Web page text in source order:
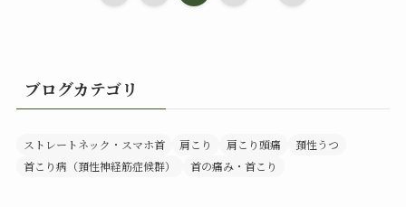
ブログカテゴリ
ストレートネック・スマホ首 肩こり 肩こり頭痛
頚性うつ
首こり病（頚性神経筋症候群）
首の痛み・首こり